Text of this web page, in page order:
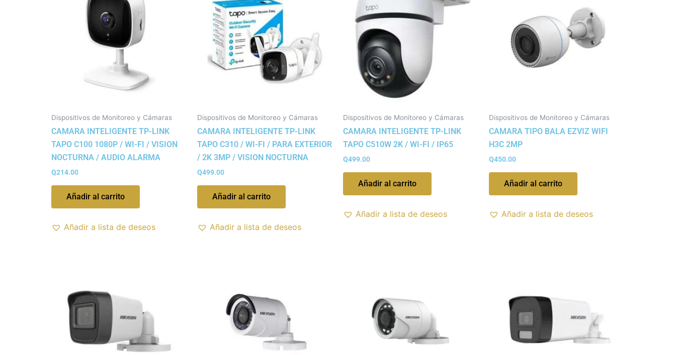
Dispositivos de Monitoreo y Cámaras
CAMARA INTELIGENTE TP-LINK
TAPO C100 1080P / WI-FI / VISION
NOCTURNA / AUDIO ALARMA
Q214.00
Añadir al carrito
Añadir a lista de deseos
Dispositivos de Monitoreo y Cámaras
CAMARA INTELIGENTE TP-LINK
TAPO C310 / WI-FI / PARA EXTERIOR
/ 2K 3MP / VISION NOCTURNA
Q499.00
Añadir al carrito
Añadir a lista de deseos
Dispositivos de Monitoreo y Cámaras
CAMARA INTELIGENTE TP-LINK
TAPO C510W 2K / WI-FI / IP65
Q499.00
Añadir al carrito
Añadir a lista de deseos
Dispositivos de Monitoreo y Cámaras
CAMARA TIPO BALA EZVIZ WIFI
H3C 2MP
Q450.00
Añadir al carrito
Añadir a lista de deseos